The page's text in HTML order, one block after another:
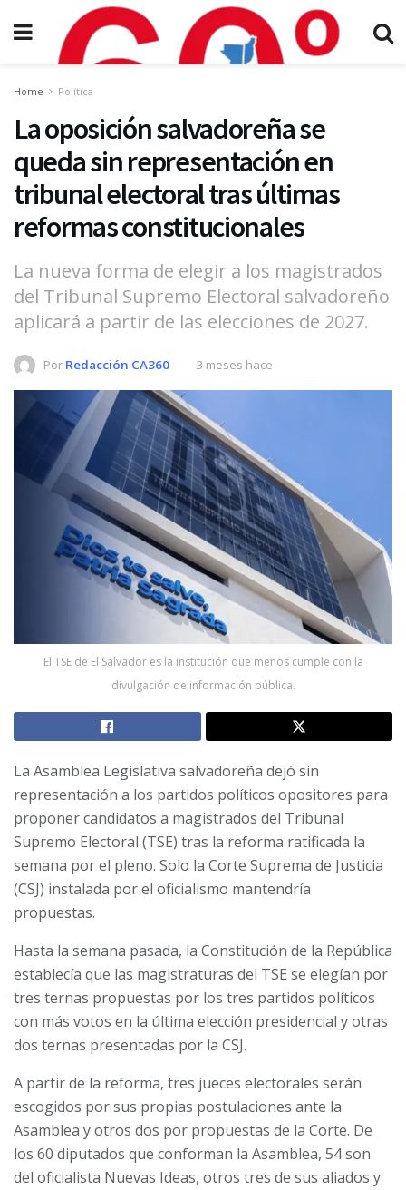
Home Política
La oposición salvadoreña se
queda sin representación en
tribunal electoral tras últimas
reformas constitucionales
La nueva forma de elegir a los magistrados
del Tribunal Supremo Electoral salvadoreño
aplicará a partir de las elecciones de 2027.
Por Redacción CA360 3 meses hace
El TSE de El Salvador es la institución que menos cumple con la
divulgación de información pública.
La Asamblea Legislativa salvadoreña dejó sin
representación a los partidos políticos opositores para
proponer candidatos a magistrados del Tribunal
Supremo Electoral (TSE) tras la reforma ratificada la
semana por el pleno. Solo la Corte Suprema de Justicia
(CSJ) instalada por el oficialismo mantendría
propuestas.
Hasta la semana pasada, la Constitución de la República
establecía que las magistraturas del TSE se elegían por
tres ternas propuestas por los tres partidos políticos
con más votos en la última elección presidencial y otras
dos ternas presentadas por la CSJ.
A partir de la reforma, tres jueces electorales serán
escogidos por sus propias postulaciones ante la
Asamblea y otros dos por propuestas de la Corte. De
los 60 diputados que conforman la Asamblea, 54 son
del oficialista Nuevas Ideas, otros tres de sus aliados y